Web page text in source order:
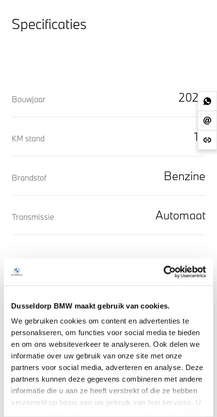
Dusseldorp BMW maakt gebruik van cookies.
We gebruiken cookies om content en advertenties te
personaliseren, om functies voor social media te bieden
en om ons websiteverkeer te analyseren. Ook delen we
informatie over uw gebruik van onze site met onze
partners voor social media, adverteren en analyse. Deze
partners kunnen deze gegevens combineren met andere
informatie die u aan ze heeft verstrekt of die ze hebben
verzameld op basis van uw gebruik van hun services. U
Specificaties
2026
Bouwjaar
10
KM stand
Benzine
Brandstof
Automaat
Transmissie
Omschrijving
Auto's als deze BMW 2 Serie bieden tegelijk
auto, hij is nu direct leverbaar. Een krachtige motor
geeft deze auto zijn sportieve prestaties. Ook 17 inch
lichtmetalen velgen, LED koplampen, in delen
neerklapbare achterbank, LED-achterlichten en
snelheidsafhankelijke stuurbekrachtiging zijn aan
boord.
Het systeem controleert alle belangrijke functies en
Meer weergeven